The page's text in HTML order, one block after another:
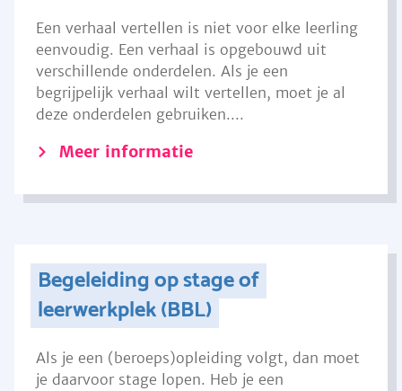
Een verhaal vertellen is niet voor elke leerling
eenvoudig. Een verhaal is opgebouwd uit
verschillende onderdelen. Als je een
begrijpelijk verhaal wilt vertellen, moet je al
deze onderdelen gebruiken....
Meer informatie
Begeleiding op stage of
leerwerkplek (BBL)
Als je een (beroeps)opleiding volgt, dan moet
je daarvoor stage lopen. Heb je een